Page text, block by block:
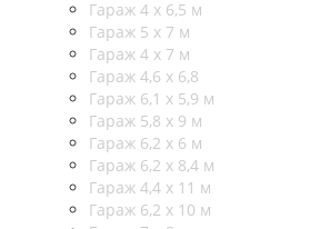
Гараж 4 х 6,5 м
Гараж 5 х 7 м
Гараж 4 х 7 м
Гараж 4,6 х 6,8
Гараж 6,1 х 5,9 м
Гараж 5,8 х 9 м
Гараж 6,2 х 6 м
Гараж 6,2 х 8,4 м
Гараж 4,4 х 11 м
Гараж 6,2 х 10 м